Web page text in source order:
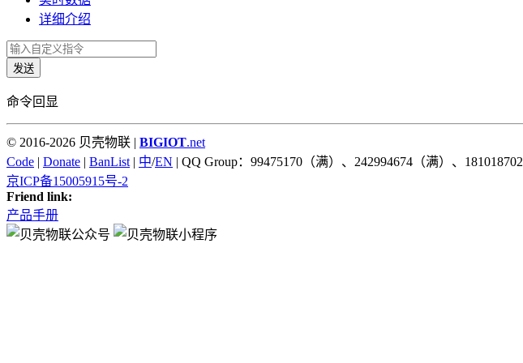
详细介绍
发送
命令回显
© 2016-2026 贝壳物联 | BIGIOT.net
Code | Donate | BanList | 中/EN | QQ Group：99475170（满）、242994674（满）、181018702
京ICP备15005915号-2
Friend link:
产品手册